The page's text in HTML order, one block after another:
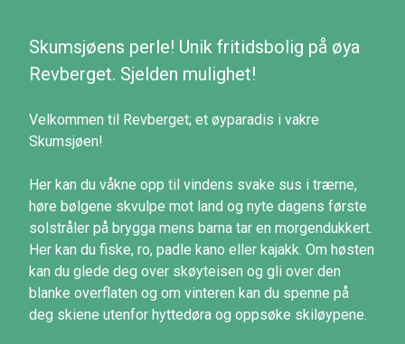
Skumsjøens perle! Unik fritidsbolig på øya
Revberget. Sjelden mulighet!
Velkommen til Revberget; et øyparadis i vakre
Skumsjøen!
Her kan du våkne opp til vindens svake sus i trærne,
høre bølgene skvulpe mot land og nyte dagens første
solstråler på brygga mens barna tar en morgendukkert.
Her kan du fiske, ro, padle kano eller kajakk. Om høsten
kan du glede deg over skøyteisen og gli over den
blanke overflaten og om vinteren kan du spenne på
deg skiene utenfor hyttedøra og oppsøke skiløypene.